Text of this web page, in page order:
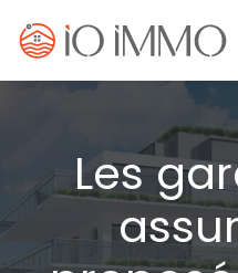
Les